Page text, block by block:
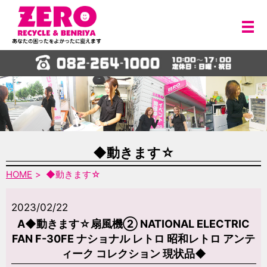
メ
◆動きます☆
HOME ◆動きます☆
2023/02/22
A◆動きます☆扇風機② NATIONAL ELECTRIC
FAN F-30FE ナショナル レトロ 昭和レトロ アンテ
ィーク コレクション 現状品◆